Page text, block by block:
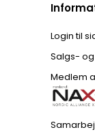
Login til
Salgs-
Medlem